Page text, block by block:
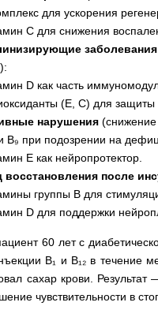
для ускорения
С для снижения
заболевания
D как часть
(Е, С) для защиты
нарушения
В₉ при подозрении на
Е как нейропротектор.
восстановления после
группы В для
D для поддержки
60 лет с
В₁ и В₁₂ в течение
сахар крови.
чувствительности в